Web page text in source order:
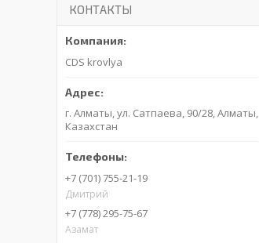
КОНТАКТЫ
CDS krovlya
г. Алматы, ул. Сатпаева, 90/28, Алматы,
Казахстан
+7 (701) 755-21-19
Дмитрий
+7 (778) 295-75-67
Азамат